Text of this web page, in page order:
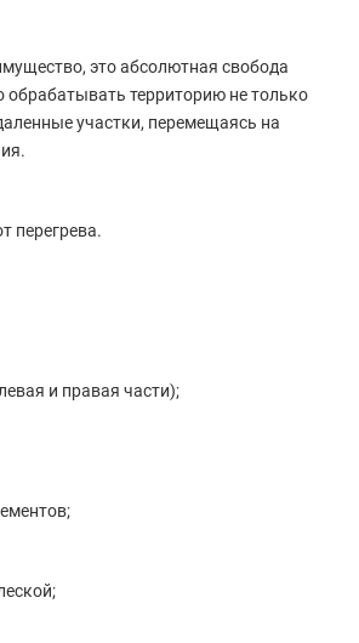
это абсолютная свобода
территорию не только
участки, перемещаясь на
перегрева.
и правая части);